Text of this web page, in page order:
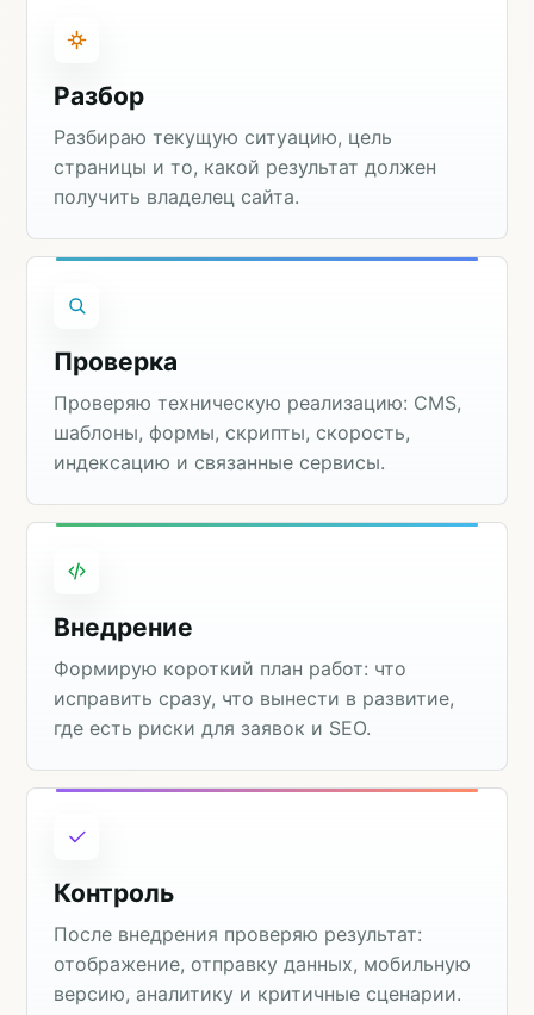
Разбор
Разбираю текущую ситуацию, цель
страницы и то, какой результат должен
получить владелец сайта.
Проверка
Проверяю техническую реализацию: CMS,
шаблоны, формы, скрипты, скорость,
индексацию и связанные сервисы.
Внедрение
Формирую короткий план работ: что
исправить сразу, что вынести в развитие,
где есть риски для заявок и SEO.
Контроль
После внедрения проверяю результат:
отображение, отправку данных, мобильную
версию, аналитику и критичные сценарии.